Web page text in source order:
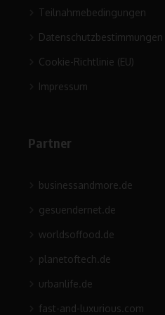
Teilnahmebedingungen
Datenschutzbestimmungen
Cookie-Richtlinie (EU)
Impressum
Partner
businessandmore.de
gesuendernet.de
worldsoffood.de
planetoftech.de
urbanlife.de
fast-and-luxurious.com